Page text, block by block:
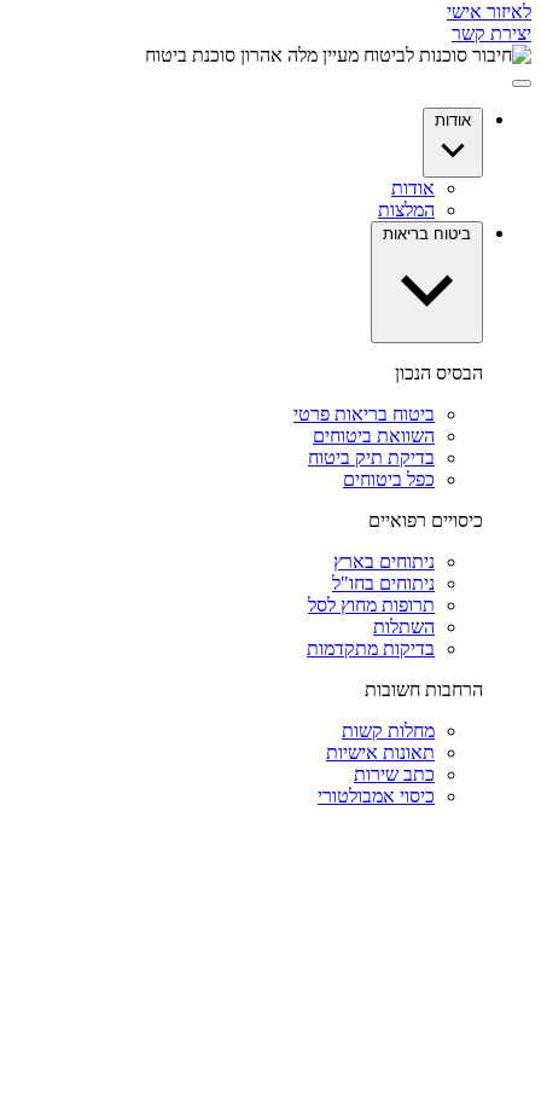
לאיזור אישי
יצירת קשר
אודות
אודות
המלצות
ביטוח בריאות
הבסיס הנכון
ביטוח בריאות פרטי
השוואת ביטוחים
בדיקת תיק ביטוח
כפל ביטוחים
כיסויים רפואיים
ניתוחים בארץ
ניתוחים בחו"ל
תרופות מחוץ לסל
השתלות
בדיקות מתקדמות
הרחבות חשובות
מחלות קשות
תאונות אישיות
כתב שירות
כיסוי אמבולטורי